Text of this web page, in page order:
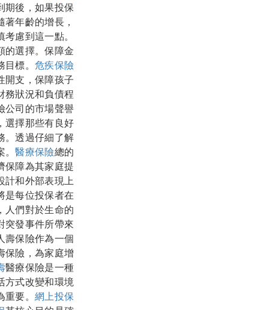
期後，如果投保
年齡的增長，
慮到這一點。
的選擇。保障金
標。 危疾保險
開支，保障孩子
務狀況和負債程
公司的市場聲譽
選擇那些有良好
。透過仔細了解
。醫療保險總的
保障為其家庭提
計和外部表現上
是每位投保者在
人們對於生命的
突發事件所帶來
壽保險作為一個
保險，為家庭增
醫療保險是一種
方式改變和環境
要。 網上投保